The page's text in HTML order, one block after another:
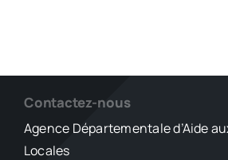
Contactez-nous
Agence Départementale d’Aide
Locales